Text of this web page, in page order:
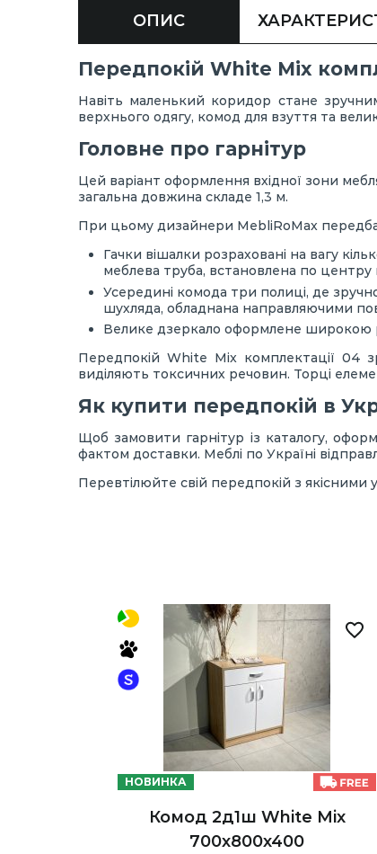
ОПИС
Передпокій White Mix
Навіть маленький коридор стане
верхнього одягу, комод для взуття та
Головне про гарнітур
Цей варіант оформлення вхідної зони
загальна довжина складе 1,3 м.
При цьому дизайнери MebliRoMax
Гачки вішалки розраховані на вагу
меблева труба, встановлена по центру
Усередині комода три полиці, де
шухляда, обладнана направляючими
Велике дзеркало оформлене широкою
Передпокій White Mix комплектації 04
виділяють токсичних речовин. Торці
Як купити передпокій в
Щоб замовити гарнітур із каталогу,
фактом доставки. Меблі по Україні
Перевтілюйте свій передпокій з якісними
НОВИНКА
Комод 2д1ш White Mix
700х800х400